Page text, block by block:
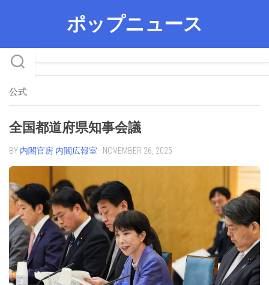
ポップニュース
公式
全国都道府県知事会議
BY 内閣官房 内閣広報室 · NOVEMBER 26, 2025